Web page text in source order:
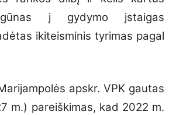
į gydymo įstaigas
ikiteisminis tyrimas pagal
apskr. VPK gautas
m.) pareiškimas, kad 2022 m.